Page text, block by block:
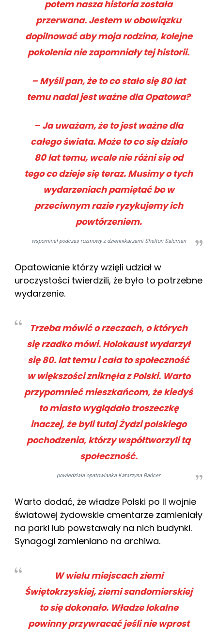
potem nasza historia została
przerwana. Jestem w obowiązku
dopilnować aby moja rodzina, kolejne
pokolenia nie zapomniały tej historii.
– Myśli pan, że to co stało się 80 lat
temu nadal jest ważne dla Opatowa?
– Ja uważam, że to jest ważne dla
całego świata. Może to co się działo
80 lat temu, wcale nie różni się od
tego co dzieje się teraz. Musimy o tych
wydarzeniach pamiętać bo w
przeciwnym razie ryzykujemy ich
powtórzeniem.
wspominał podczas rozmowy z dziennikarzami Shelton Salcman
Opatowianie którzy wzięli udział w
uroczystości twierdzili, że było to potrzebne
wydarzenie.
Trzeba mówić o rzeczach, o których
się rzadko mówi. Holokaust wydarzył
się 80. lat temu i cała to społeczność
w większości zniknęła z Polski. Warto
przypomnieć mieszkańcom, że kiedyś
to miasto wyglądało troszeczkę
inaczej, że byli tutaj Żydzi polskiego
pochodzenia, którzy współtworzyli tą
społeczność.
powiedziała opatowianka Katarzyna Bańcer
Warto dodać, że władze Polski po II wojnie
światowej żydowskie cmentarze zamieniały
na parki lub powstawały na nich budynki.
Synagogi zamieniano na archiwa.
W wielu miejscach ziemi
Świętokrzyskiej, ziemi sandomierskiej
to się dokonało. Władze lokalne
powinny przywracać jeśli nie wprost